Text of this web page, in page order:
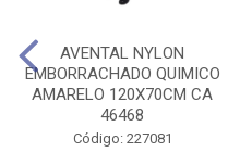
AVENTAL NYLON
EMBORRACHADO QUIMICO
AMARELO 120X70CM CA
46468
Código: 227081